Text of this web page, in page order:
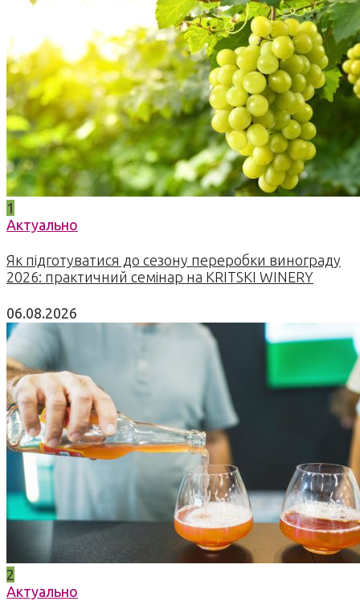
1
Актуально
Як підготуватися до сезону переробки винограду
2026: практичний семінар на KRITSKI WINERY
06.08.2026
2
Актуально